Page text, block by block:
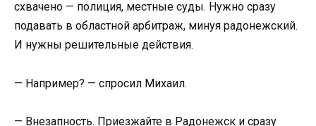
схвачено — полиция, местные суды. Нужно сразу
подавать в областной арбитраж, минуя радонежский.
И нужны решительные действия.
— Например? — спросил Михаил.
— Внезапность. Приезжайте в Радонежск и сразу